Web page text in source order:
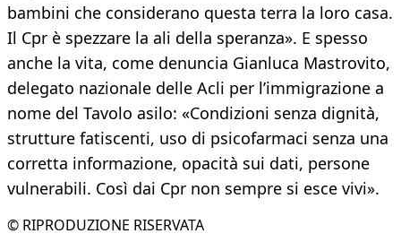
bambini che considerano questa terra la loro casa.
Il Cpr è spezzare la ali della speranza». E spesso
anche la vita, come denuncia Gianluca Mastrovito,
delegato nazionale delle Acli per l’immigrazione a
nome del Tavolo asilo: «Condizioni senza dignità,
strutture fatiscenti, uso di psicofarmaci senza una
corretta informazione, opacità sui dati, persone
vulnerabili. Così dai Cpr non sempre si esce vivi».
© RIPRODUZIONE RISERVATA